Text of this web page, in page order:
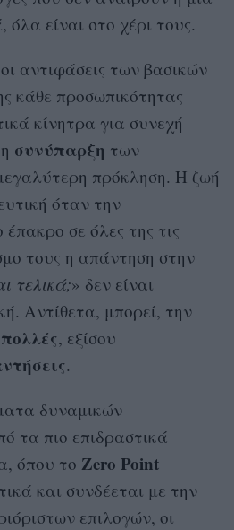
είναι στο χέρι τους.
αντιφάσεις των βασικών
κάθε προσωπικότητας
κίνητρα για συνεχή
συνύπαρξη των
πρόκληση. Η ζωή
όταν την
σε όλες της τις
τους η απάντηση στην
τελικά;» δεν είναι
Αντίθετα, μπορεί, την
πολλές, εξίσου
.
δυναμικών
τα πιο επιδραστικά
όπου το Zero Point
και συνδέεται με την
επιλογών, οι